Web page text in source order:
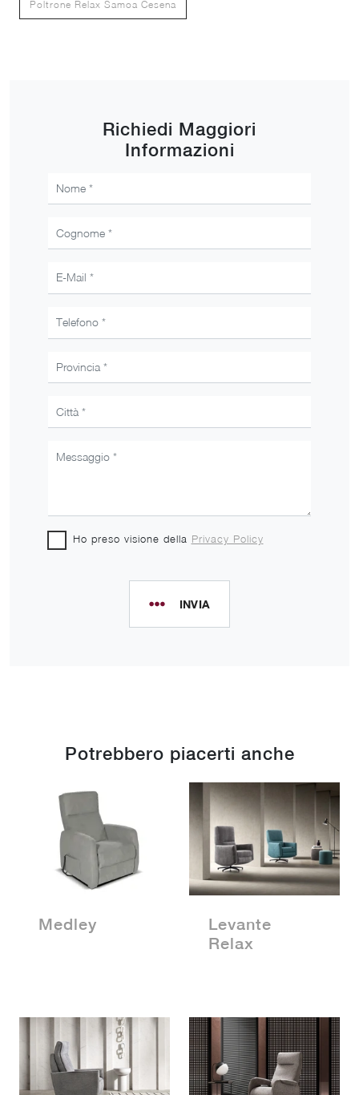
Poltrone Relax Samoa Cesena
Richiedi Maggiori
Informazioni
Ho preso visione della Privacy Policy
INVIA
Potrebbero piacerti anche
Medley
Levante
Relax